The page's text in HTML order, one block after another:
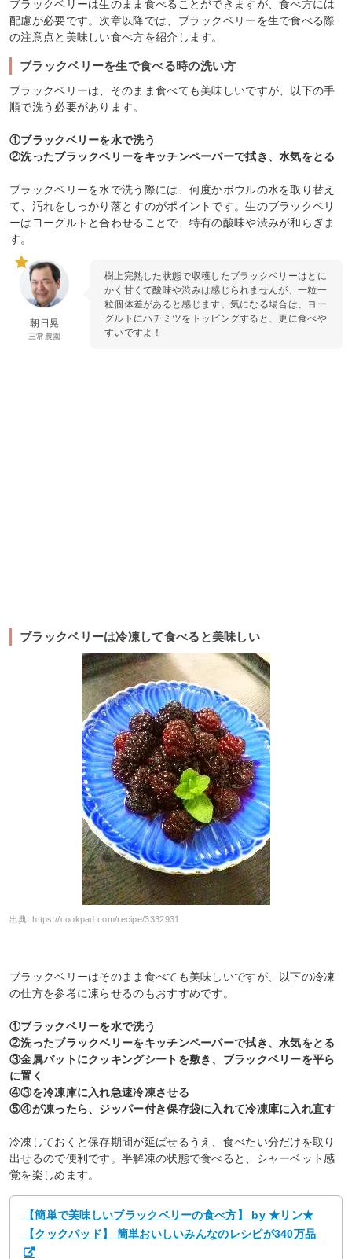
ブラックベリーは生のまま食べることができますが、食べ方には
配慮が必要です。次章以降では、ブラックベリーを生で食べる際
の注意点と美味しい食べ方を紹介します。
ブラックベリーを生で食べる時の洗い方
ブラックベリーは、そのまま食べても美味しいですが、以下の手
順で洗う必要があります。
①ブラックベリーを水で洗う
②洗ったブラックベリーをキッチンペーパーで拭き、水気をとる
ブラックベリーを水で洗う際には、何度かボウルの水を取り替え
て、汚れをしっかり落とすのがポイントです。生のブラックベリ
ーはヨーグルトと合わせることで、特有の酸味や渋みが和らぎま
す。
朝日晃
三常農園
樹上完熟した状態で収穫したブラックベリーはとに
かく甘くて酸味や渋みは感じられませんが、一粒一
粒個体差があると感じます。気になる場合は、ヨー
グルトにハチミツをトッピングすると、更に食べや
すいですよ！
ブラックベリーは冷凍して食べると美味しい
出典:https://cookpad.com/recipe/3332931
ブラックベリーはそのまま食べても美味しいですが、以下の冷凍
の仕方を参考に凍らせるのもおすすめです。
①ブラックベリーを水で洗う
②洗ったブラックベリーをキッチンペーパーで拭き、水気をとる
③金属バットにクッキングシートを敷き、ブラックベリーを平ら
に置く
④③を冷凍庫に入れ急速冷凍させる
⑤④が凍ったら、ジッパー付き保存袋に入れて冷凍庫に入れ直す
冷凍しておくと保存期間が延ばせるうえ、食べたい分だけを取り
出せるので便利です。半解凍の状態で食べると、シャーベット感
覚を楽しめます。
【簡単で美味しいブラックベリーの食べ方】 by ★リン★
【クックパッド】 簡単おいしいみんなのレシピが340万品